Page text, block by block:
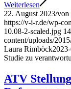
Weiterlesen
22. August 2023/von
https://v-i-r.de/wp-
10.08-2-scaled.jpg
content/uploads/
Laura Rimböck
Studie zu
ATV